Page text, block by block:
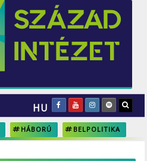
HU
HÁBORÚ BELPOLITIKA